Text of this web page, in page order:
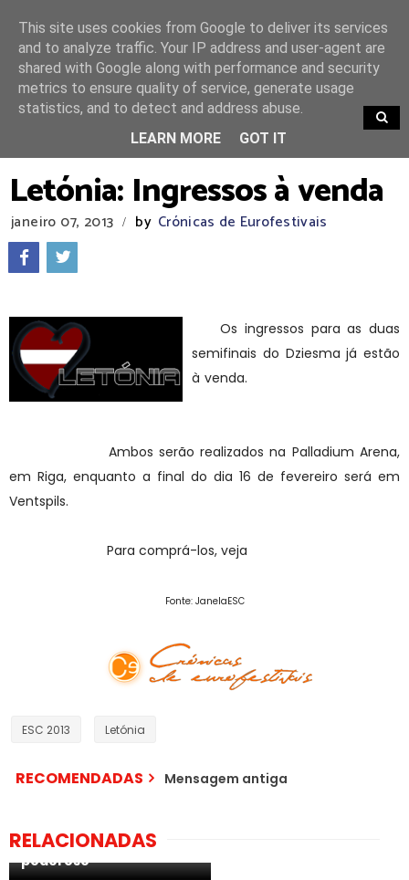
TRENDING
Letónia: Ingressos à venda
janeiro 07, 2013 / by Crónicas de Eurofestivais
Os ingressos para as duas
semifinais do Dziesma já estão
à venda.
Ambos serão realizados na Palladium Arena,
em Riga, enquanto a final do dia 16 de fevereiro será em
Ventspils.
Para comprá-los, veja
Fonte: JanelaESC
ESC 2013 Letónia
RECOMENDADAS Mensagem antiga
RELACIONADAS
[Entrevista] Laura
clima misterioso e
poderoso"
Letónia: revelada
wildcard e ordem de
This site uses cookies from Google to deliver its services
and to analyze traffic. Your IP address and user-agent are
shared with Google along with performance and security
metrics to ensure quality of service, generate usage
statistics, and to detect and address abuse.
LEARN MORE
GOT IT